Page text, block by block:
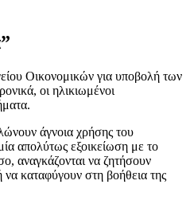
Οικονομικών για υποβολή των
οι ηλικιωμένοι
άγνοια χρήσης του
απολύτως εξοικείωση με το
αναγκάζονται να ζητήσουν
να καταφύγουν στη βοήθεια της